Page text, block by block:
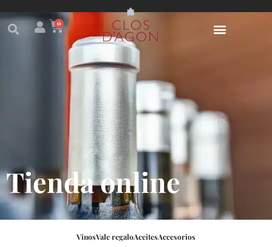
0
Tienda online
VinosVale regaloAceitesAccesorios